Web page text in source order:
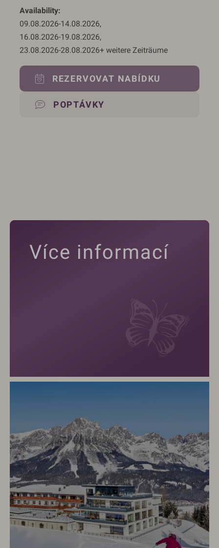
Availability
09.08.2026-14.08.2026,
16.08.2026-19.08.2026,
23.08.2026-28.08.2026
REZERVOVAT NABÍDKU
POPTÁVKY
Více informací